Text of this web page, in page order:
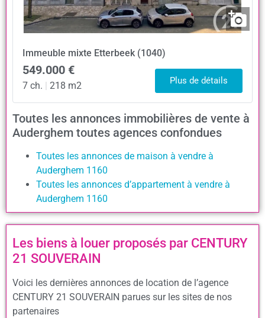
Immeuble mixte Etterbeek (1040)
549.000 €
7 ch. | 218 m2 Plus de détails
Toutes les annonces immobilières de vente à
Auderghem toutes agences confondues
Toutes les annonces de maison à vendre à
Auderghem 1160
Toutes les annonces d’appartement à vendre à
Auderghem 1160
Les biens à louer proposés par CENTURY
21 SOUVERAIN
Voici les dernières annonces de location de l’agence
CENTURY 21 SOUVERAIN parues sur les sites de nos
partenaires